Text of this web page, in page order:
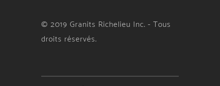
© 2019 Granits Richelieu Inc. - Tous
droits réservés.